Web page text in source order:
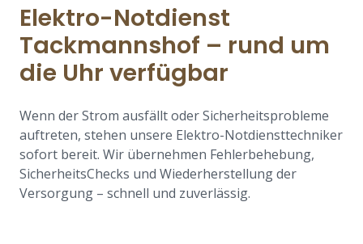
Elektro-Notdienst
Tackmannshof – rund um
die Uhr verfügbar
Wenn der Strom ausfällt oder Sicherheitsprobleme
auftreten, stehen unsere Elektro-Notdiensttechniker
sofort bereit. Wir übernehmen Fehlerbehebung,
SicherheitsChecks und Wiederherstellung der
Versorgung – schnell und zuverlässig.